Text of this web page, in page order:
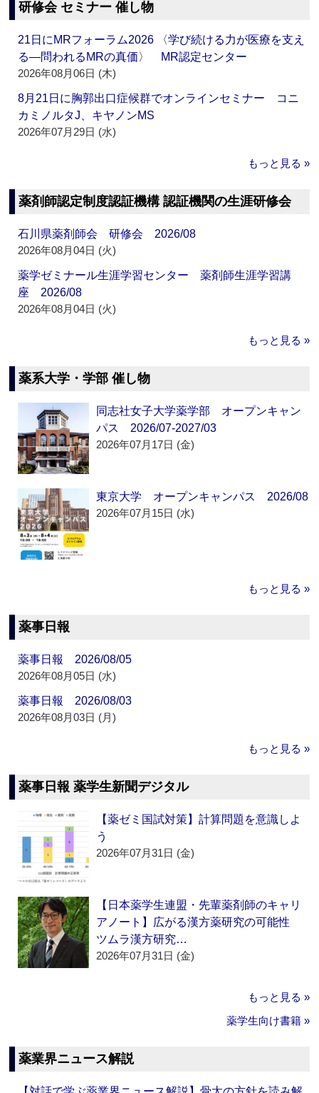
研修会 セミナー 催し物
21日にMRフォーラム2026 〈学び続ける力が医療を支え
る―問われるMRの真価〉 MR認定センター
2026年08月06日 (木)
8月21日に胸郭出口症候群でオンラインセミナー コニ
カミノルタJ、キヤノンMS
2026年07月29日 (水)
もっと見る »
薬剤師認定制度認証機構 認証機関の生涯研修会
石川県薬剤師会 研修会 2026/08
2026年08月04日 (火)
薬学ゼミナール生涯学習センター 薬剤師生涯学習講
座 2026/08
2026年08月04日 (火)
もっと見る »
薬系大学・学部 催し物
同志社女子大学薬学部 オープンキャン
パス 2026/07-2027/03
2026年07月17日 (金)
東京大学 オープンキャンパス 2026/08
2026年07月15日 (水)
もっと見る »
薬事日報
薬事日報 2026/08/05
2026年08月05日 (水)
薬事日報 2026/08/03
2026年08月03日 (月)
もっと見る »
薬事日報 薬学生新聞デジタル
【薬ゼミ国試対策】計算問題を意識しよ
う
2026年07月31日 (金)
【日本薬学生連盟・先輩薬剤師のキャリ
アノート】広がる漢方薬研究の可能性
ツムラ漢方研究…
2026年07月31日 (金)
もっと見る »
薬学生向け書籍 »
薬業界ニュース解説